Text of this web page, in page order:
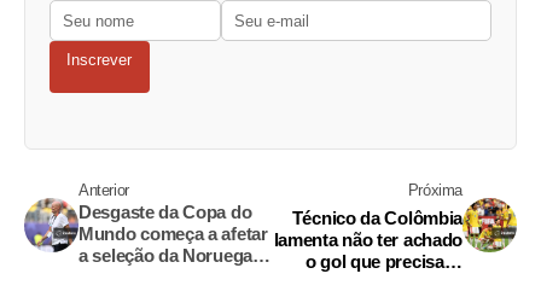
Inscrever
Anterior
Desgaste da Copa do
Mundo começa a afetar
a seleção da Noruega,
Próxima
Técnico da Colômbia
lamenta não ter achado
o gol que precisava